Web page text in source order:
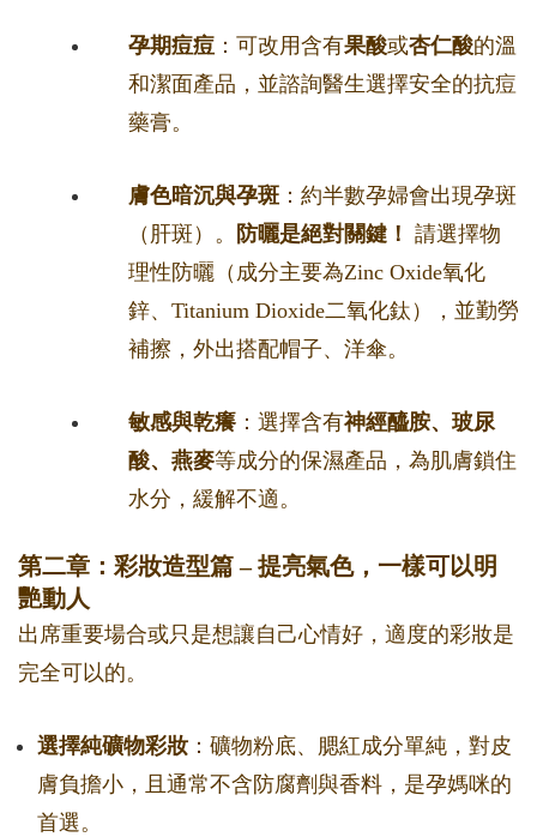
孕期痘痘 ：可改用含有果酸或杏仁酸的溫
和潔面產品，並諮詢醫生選擇安全的抗痘
藥膏。
膚色暗沉與孕斑 ：約半數孕婦會出現孕斑
（肝斑）。
防曬是絕對關鍵！ 請選擇物
理性防曬（成分主要為Zinc Oxide氧化
鋅、Titanium Dioxide二氧化鈦），並勤勞
補擦，外出搭配帽子、洋傘。
敏感與乾癢 ：選擇含有神經醯胺、玻尿
酸、燕麥等成分的保濕產品，為肌膚鎖住
水分，緩解不適。
第二章：彩妝造型篇 – 提亮氣色，一樣可以明
艷動人
出席重要場合或只是想讓自己心情好，適度的彩妝是
完全可以的。
選擇純礦物彩妝 ：礦物粉底、腮紅成分單純，對皮
膚負擔小，且通常不含防腐劑與香料，是孕媽咪的
首選。